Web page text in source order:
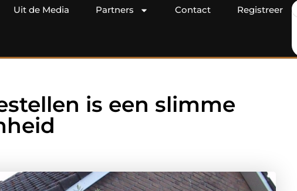
Uit de Media Partners Contact Registreer
is een slimme